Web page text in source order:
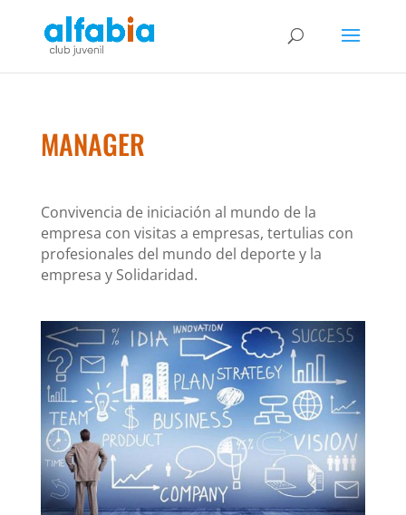
MANAGER
Convivencia de iniciación al mundo de la
empresa con visitas a empresas, tertulias con
profesionales del mundo del deporte y la
empresa y Solidaridad.